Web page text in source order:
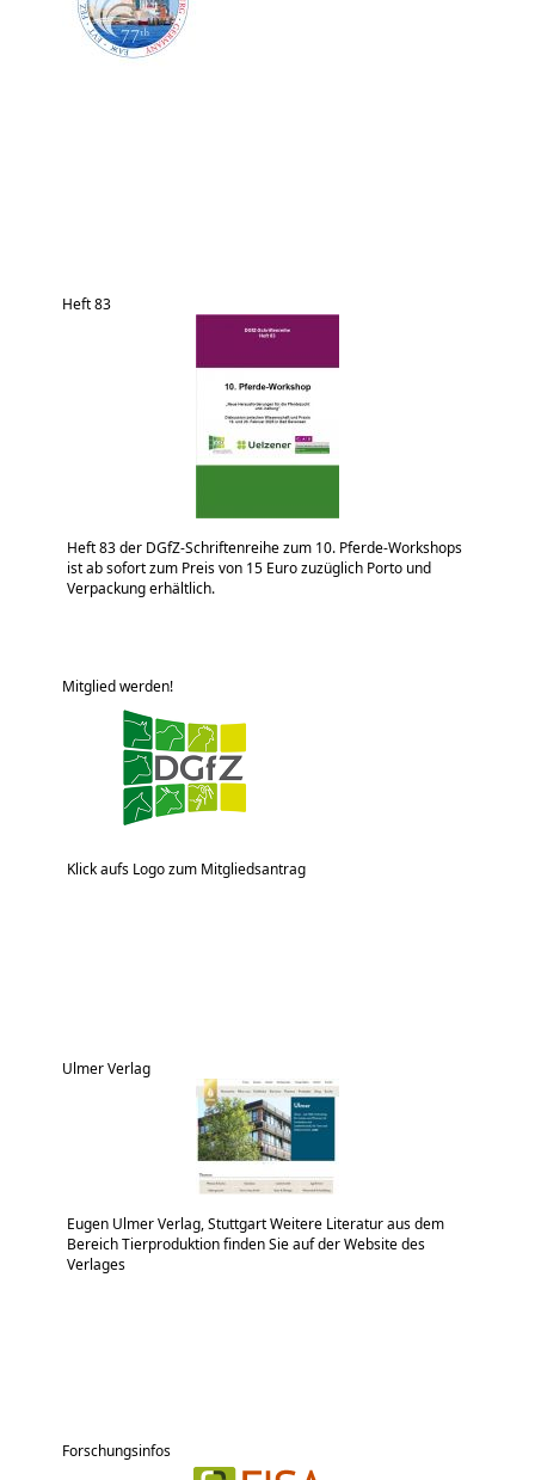
Heft 83
Heft 83 der DGfZ-Schriftenreihe zum 10. Pferde-Workshops
ist ab sofort zum Preis von 15 Euro zuzüglich Porto und
Verpackung erhältlich.
Mitglied werden!
Klick aufs Logo zum Mitgliedsantrag
Ulmer Verlag
Eugen Ulmer Verlag, Stuttgart Weitere Literatur aus dem
Bereich Tierproduktion finden Sie auf der Website des
Verlages
Forschungsinfos